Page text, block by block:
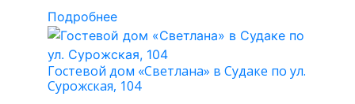
Подробнее
Гостевой дом «Светлана» в Судаке по ул.
Сурожская, 104